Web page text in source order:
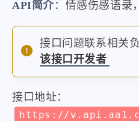
API简介：情感伤感语录
接口问题联系相关
该接口开发者
接口地址：
https://